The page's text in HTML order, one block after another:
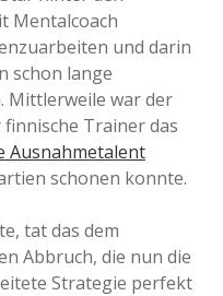
Mentalcoach
und darin
schon lange
Mittlerweile war der
Trainer das
Ausnahmetalent
schonen konnte.
tat das dem
Abbruch, die nun die
Strategie perfekt